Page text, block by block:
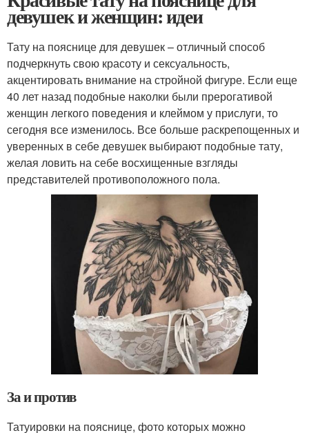
девушек и женщин: идеи
Тату на пояснице для девушек – отличный способ
подчеркнуть свою красоту и сексуальность,
акцентировать внимание на стройной фигуре. Если еще
40 лет назад подобные наколки были прерогативой
женщин легкого поведения и клеймом у прислуги, то
сегодня все изменилось. Все больше раскрепощенных и
уверенных в себе девушек выбирают подобные тату,
желая ловить на себе восхищенные взгляды
представителей противоположного пола.
За и против
Татуировки на пояснице, фото которых можно